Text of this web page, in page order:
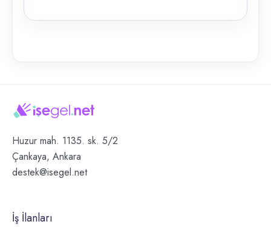
Huzur mah. 1135. sk. 5/2
Çankaya, Ankara
destek@isegel.net
İş İlanları